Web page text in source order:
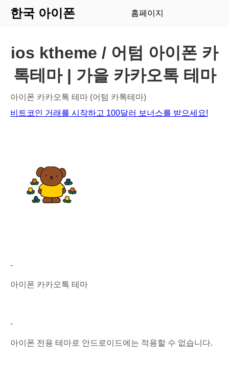
한국 아이폰 홈페이지
ios ktheme / 어텀 아이폰 카
톡테마 | 가을 카카오톡 테마
아이폰 카카오톡 테마 (어텀 카톡테마)
비트코인 거래를 시작하고 100달러 보너스를 받으세요!
​-
아이폰 카카오톡 테마
-
아이폰 전용 테마로 안드로이드에는 적용할 수 없습니다.